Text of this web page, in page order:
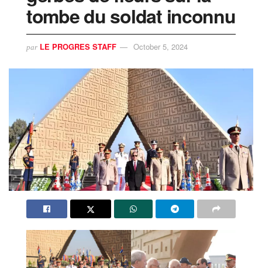
tombe du soldat inconnu
par LE PROGRES STAFF October 5, 2024